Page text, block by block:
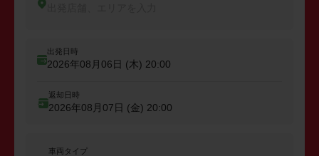
出発日時
2026年08月06日 (木) 20:00
返却日時
2026年08月07日 (金) 20:00
車両タイプ